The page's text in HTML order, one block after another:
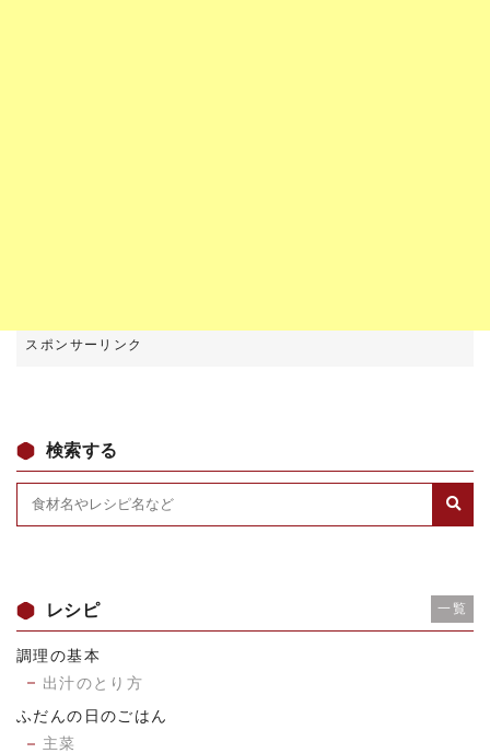
検索する
レシピ 一覧
調理の基本
出汁のとり方
ふだんの日のごはん
主菜